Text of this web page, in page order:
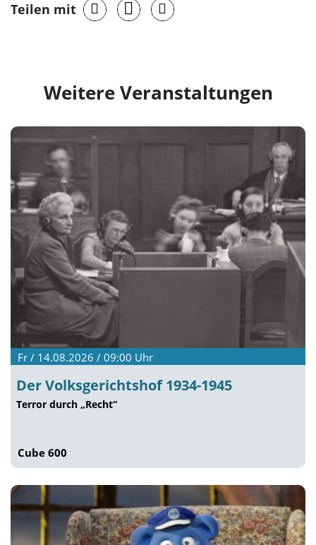
Teilen mit
Weitere Veranstaltungen
Fr / 14.08.2026 / 09:00 Uhr
Der Volksgerichtshof 1934-1945
Terror durch „Recht“
Cube 600